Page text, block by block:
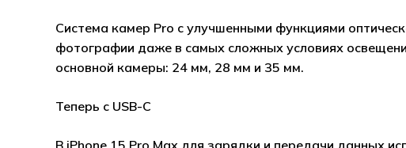
Система камер Pro с улучшенными функциями
фотографии даже в самых сложных условиях
основной камеры: 24 мм, 28 мм и 35 мм.
Теперь с USB-C
В iPhone 15 Pro Max для зарядки и передачи данных